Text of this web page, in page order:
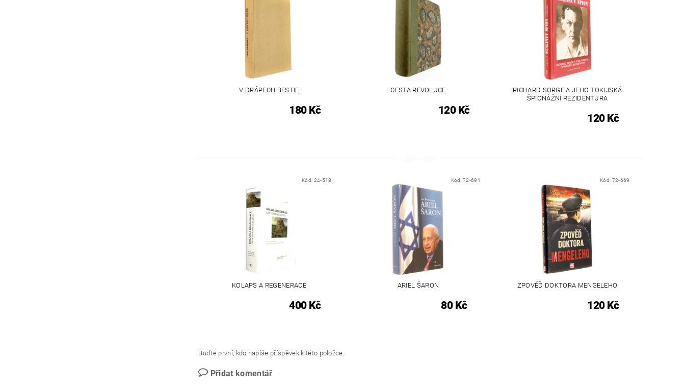
V DRÁPECH BESTIE
180 Kč
CESTA REVOLUCE
120 Kč
RICHARD SORGE A JEHO TOKIJSKÁ
ŠPIONÁŽNÍ REZIDENTURA
120 Kč
Kód: 24-518
KOLAPS A REGENERACE
400 Kč
Kód:72-691
ARIEL ŠARON
80 Kč
Kód: 72-669
ZPOVĚĎ DOKTORA MENGELEHO
120 Kč
Buďte první, kdo napíše příspěvek k této položce.
Přidat komentář